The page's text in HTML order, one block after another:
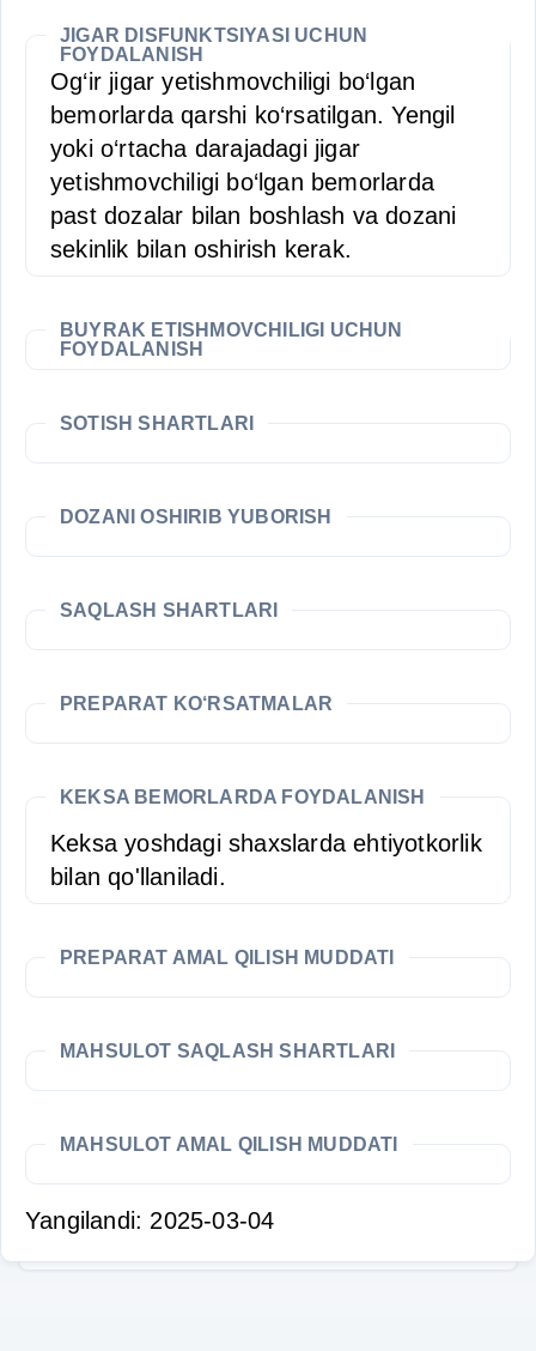
JIGAR DISFUNKTSIYASI UCHUN
FOYDALANISH
Og‘ir jigar yetishmovchiligi bo‘lgan
bemorlarda qarshi ko‘rsatilgan. Yengil
yoki o‘rtacha darajadagi jigar
yetishmovchiligi bo‘lgan bemorlarda
past dozalar bilan boshlash va dozani
sekinlik bilan oshirish kerak.
BUYRAK ETISHMOVCHILIGI UCHUN
FOYDALANISH
SOTISH SHARTLARI
DOZANI OSHIRIB YUBORISH
SAQLASH SHARTLARI
PREPARAT KO‘RSATMALAR
KEKSA BEMORLARDA FOYDALANISH
Keksa yoshdagi shaxslarda ehtiyotkorlik
bilan qo'llaniladi.
PREPARAT AMAL QILISH MUDDATI
MAHSULOT SAQLASH SHARTLARI
MAHSULOT AMAL QILISH MUDDATI
Yangilandi: 2025-03-04